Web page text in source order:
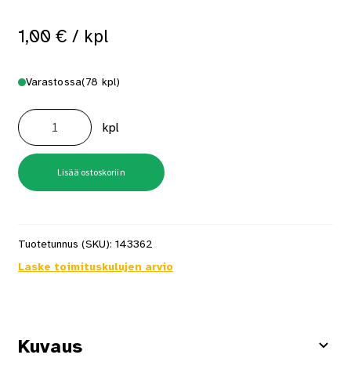
1,00 € / kpl
Varastossa(78 kpl)
Hiomapaperiarkki
Mirka
P40
määrä
kpl
Lisää ostoskoriin
Tuotetunnus (SKU): 143362
Laske toimituskulujen arvio
Kuvaus